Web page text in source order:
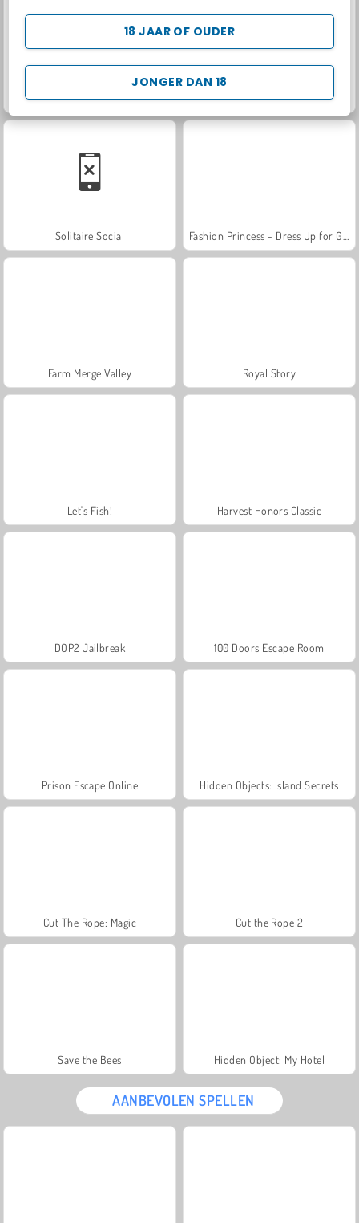
JONGER DAN 18
18 JAAR OF OUDER
Masha and the Bear: Meadows Scala 40
Solitaire Social
Farm Merge Valley Royal Story
Let's Fish! Harvest Honors Classic
DOP2 Jailbreak 100 Doors Escape Room
Prison Escape Online Hidden Objects: Island Secrets
Cut The Rope: Magic Cut the Rope 2
Save the Bees Hidden Object: My Hotel
AANBEVOLEN SPELLEN